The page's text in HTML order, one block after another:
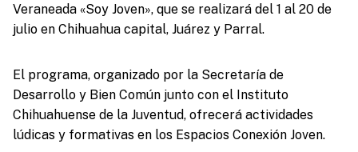
Veraneada «Soy Joven», que se realizará del 1 al 20 de
julio en Chihuahua capital, Juárez y Parral.
El programa, organizado por la Secretaría de
Desarrollo y Bien Común junto con el Instituto
Chihuahuense de la Juventud, ofrecerá actividades
lúdicas y formativas en los Espacios Conexión Joven.